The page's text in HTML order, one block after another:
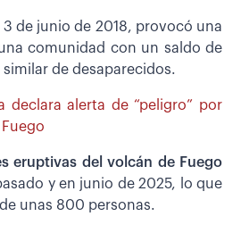
de junio de 2018, provocó una
comunidad con un saldo de
de desaparecidos.
declara alerta de “peligro” por
eruptivas del volcán de Fuego
y en junio de 2025, lo que
unas 800 personas.